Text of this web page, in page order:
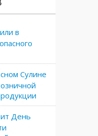
в
Сулине
День